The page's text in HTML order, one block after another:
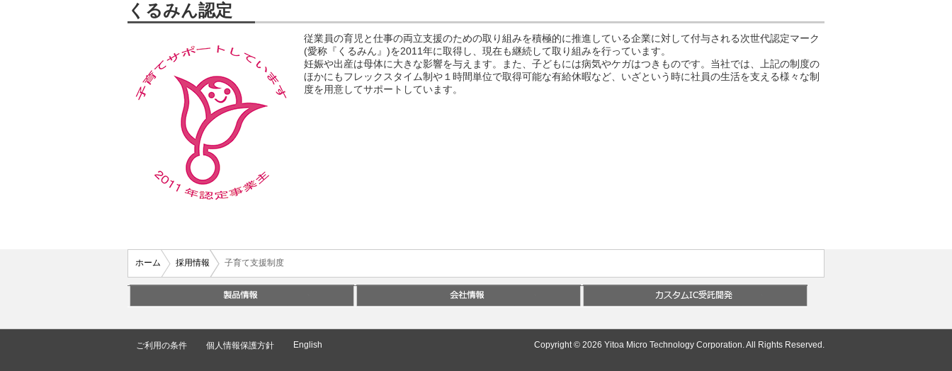
くるみん認定
従業員の育児と仕事の両立支援のための取り組みを積極的に推進している企業に対して付与される次世代認定マーク
(愛称『くるみん』)を2011年に取得し、現在も継続して取り組みを行っています。
妊娠や出産は母体に大きな影響を与えます。また、子どもには病気やケガはつきものです。当社では、上記の制度の
ほかにもフレックスタイム制や１時間単位で取得可能な有給休暇など、いざという時に社員の生活を支える様々な制
度を用意してサポートしています。
ホーム 採用情報 子育て支援制度
ご利用の条件 個人情報保護方針 English Copyright © 2026 Yitoa Micro Technology Corporation. All Rights Reserved.